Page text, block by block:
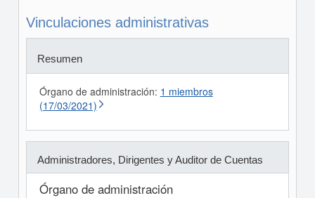
Vinculaciones administrativas
Resumen
Órgano de administración: 1 miembros
(17/03/2021)
Administradores, Dirigentes y Auditor de Cuentas
Órgano de administración